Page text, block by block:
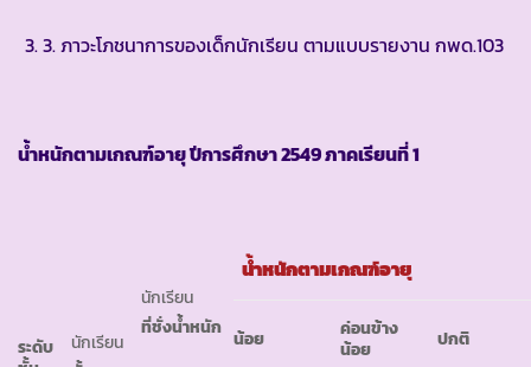
3. ภาวะโภชนาการของเด็กนักเรียน ตามแบบรายงาน กพด.103
น้ำหนักตามเกณฑ์อายุ ปีการศึกษา2549 ภาคเรียนที่ 1
ระดับ
นักเรียน
นักเรียน
ที่ชั่งน้ำหนัก
น้ำหนักตามเกณฑ์อายุ
น้อย
ค่อนข้าง
น้อย
ปกติ